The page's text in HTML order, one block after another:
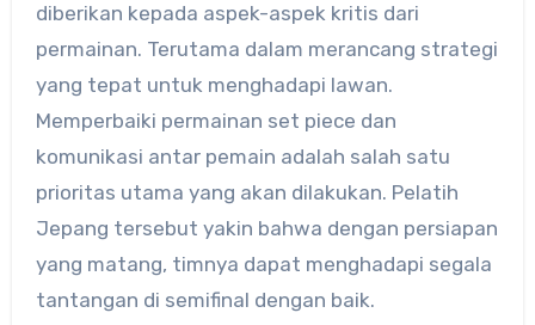
diberikan kepada aspek-aspek kritis dari
permainan. Terutama dalam merancang strategi
yang tepat untuk menghadapi lawan.
Memperbaiki permainan set piece dan
komunikasi antar pemain adalah salah satu
prioritas utama yang akan dilakukan. Pelatih
Jepang tersebut yakin bahwa dengan persiapan
yang matang, timnya dapat menghadapi segala
tantangan di semifinal dengan baik.